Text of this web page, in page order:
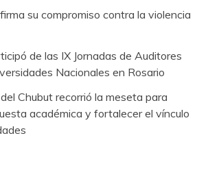
su compromiso contra la violencia
de las IX Jornadas de Auditores
Nacionales en Rosario
Chubut recorrió la meseta para
académica y fortalecer el vínculo